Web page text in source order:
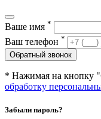
Ваше имя *
Ваш телефон *
Обратный звонок
* Нажимая на кнопку
обработку
Забыли пароль?